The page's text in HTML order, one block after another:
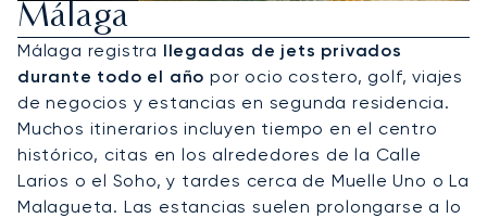
Málaga
Málaga registra llegadas de jets privados
durante todo el año por ocio costero, golf, viajes
de negocios y estancias en segunda residencia.
Muchos itinerarios incluyen tiempo en el centro
histórico, citas en los alrededores de la Calle
Larios o el Soho, y tardes cerca de Muelle Uno o La
Malagueta. Las estancias suelen prolongarse a lo